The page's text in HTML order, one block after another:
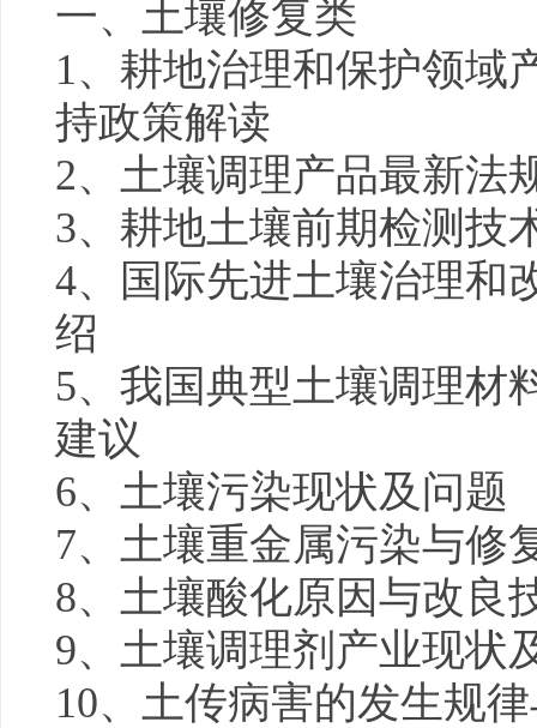
一、土壤修复类
1、耕地治理和保护领域
持政策解读
2、土壤调理产品最新法
3、耕地土壤前期检测技
4、国际先进土壤治理和
绍
5、我国典型土壤调理材
建议
6、土壤污染现状及问题
7、土壤重金属污染与修
8、土壤酸化原因与改良
9、土壤调理剂产业现状
10、土传病害的发生规